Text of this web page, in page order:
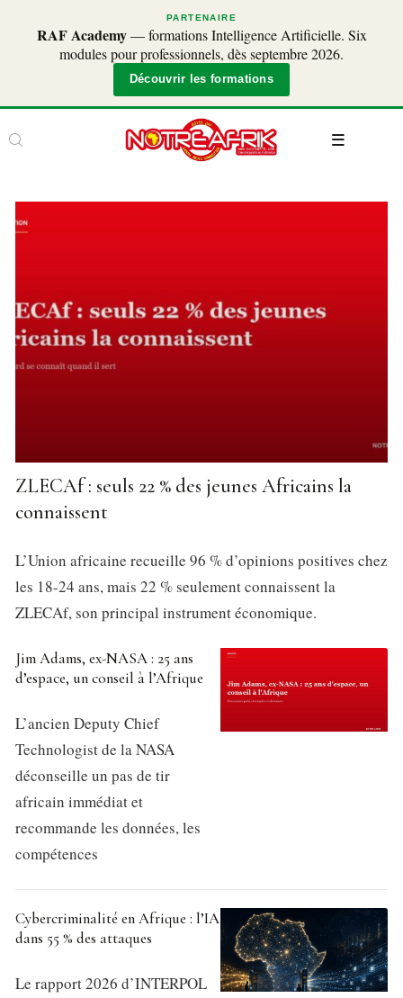
PARTENAIRE
RAF Academy— formations Intelligence Artificielle. Six
modules pour professionnels, dès septembre 2026.
Découvrir les formations
ZLECAf : seuls 22 % des jeunes Africains la
connaissent
L’Union africaine recueille 96 % d’opinions positives chez
les 18-24 ans, mais 22 % seulement connaissent la
ZLECAf, son principal instrument économique.
Jim Adams, ex-NASA : 25 ans
d’espace, un conseil à l’Afrique
L’ancien Deputy Chief
Technologist de la NASA
déconseille un pas de tir
africain immédiat et
recommande les données, les
compétences
Cybercriminalité en Afrique : l’IA
dans 55 % des attaques
Le rapport 2026 d’INTERPOL